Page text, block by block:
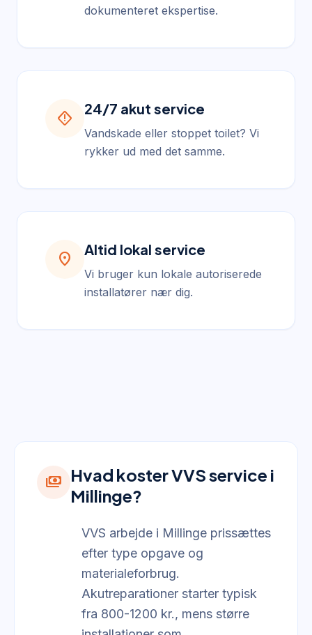
dokumenteret ekspertise.
emergency_home
24/7 akut service
Vandskade eller stoppet toilet? Vi
rykker ud med det samme.
location_on
Altid lokal service
Vi bruger kun lokale autoriserede
installatører nær dig.
payments Hvad koster VVS service i
Millinge?
VVS arbejde i Millinge prissættes
efter type opgave og
materialeforbrug.
Akutreparationer starter typisk
fra 800-1200 kr., mens større